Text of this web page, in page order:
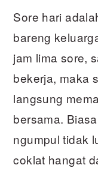
Sore hari
bareng
jam lima sore,
bekerja, maka
langsung
bersama.
ngumpul tidak
coklat hangat